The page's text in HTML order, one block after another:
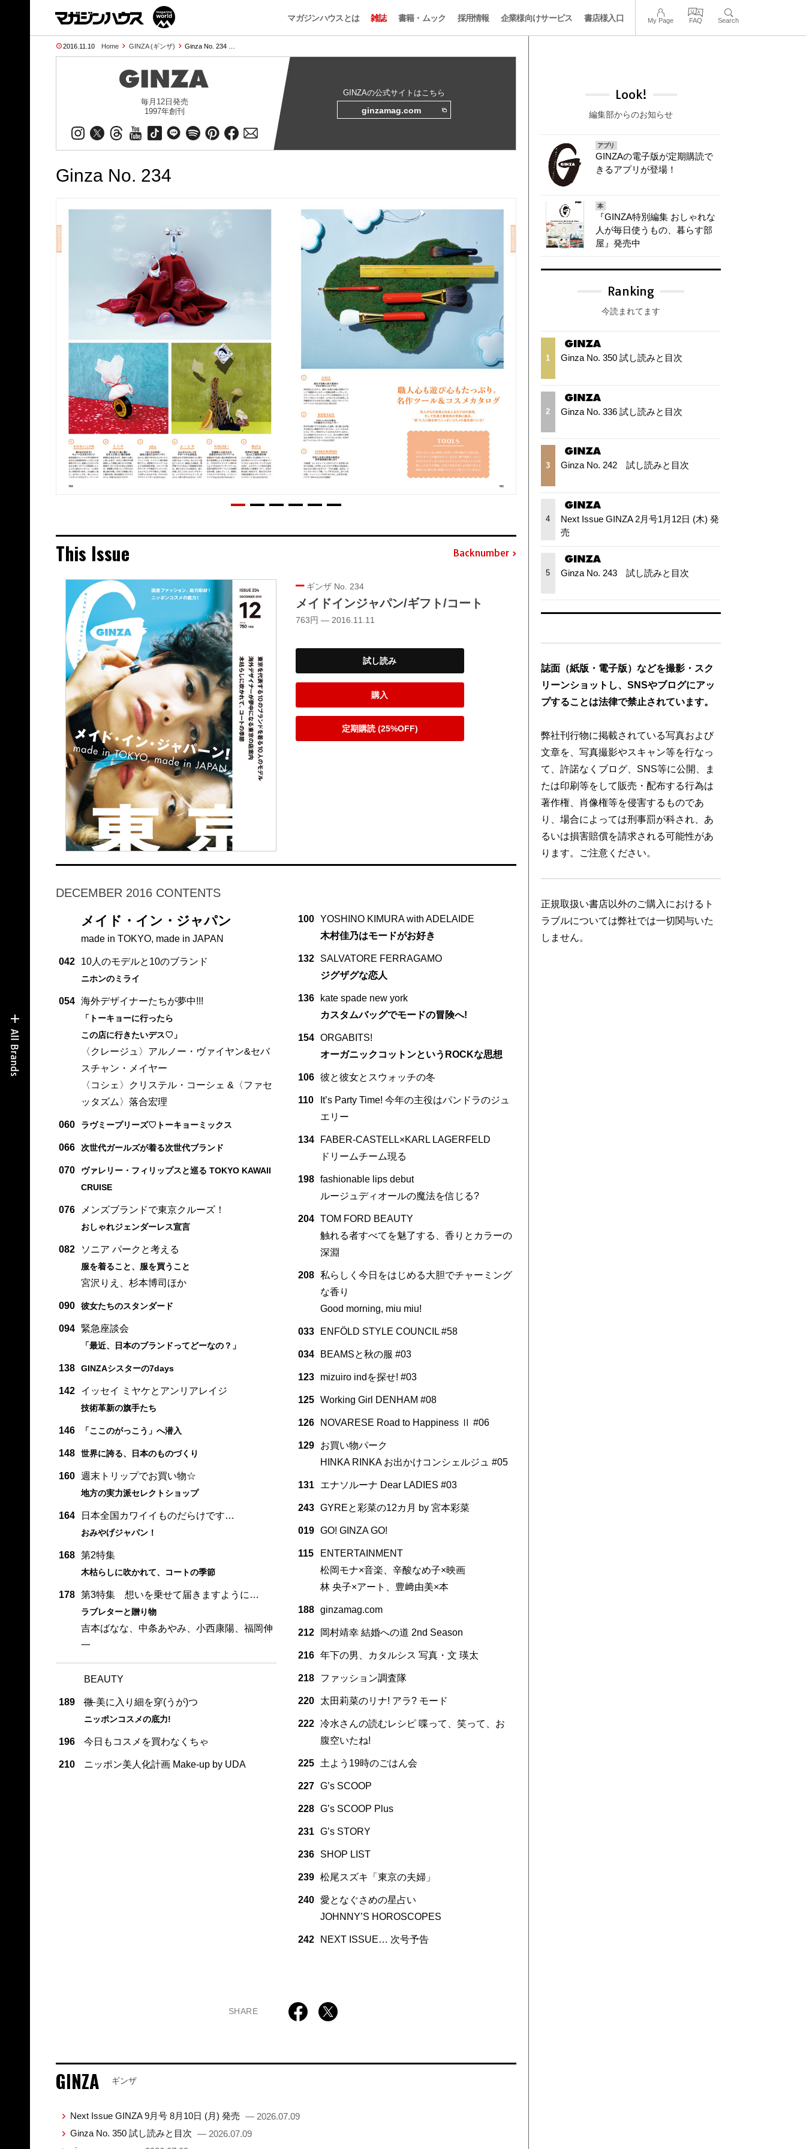
マガジンハウスとは 雑誌 書籍・ムック 採用情報 企業様向けサービス 書店様入口 My Page FAQ Search
2016.11.10 Home GINZA (ギンザ) Ginza No. 234 …
毎月12日発売
1997年創刊
GINZAの公式サイトはこちら
ginzamag.com
Ginza No. 234
This Issue Backnumber
ギンザ No. 234
メイドインジャパン/ギフト/コート
763円 — 2016.11.11
試し読み
購入
定期購読 (25%OFF)
DECEMBER 2016 CONTENTS
メイド・イン・ジャパン
made in TOKYO, made in JAPAN
042 10人のモデルと10のブランド
ニホンのミライ
054 海外デザイナーたちが夢中!!!
「トーキョーに行ったら
この店に行きたいデス♡」
〈クレージュ〉アルノー・ヴァイヤン&セバ
スチャン・メイヤー
〈コシェ〉クリステル・コーシェ &〈ファセ
ッタズム〉落合宏理
060 ラヴミープリーズ♡トーキョーミックス
066 次世代ガールズが着る次世代ブランド
070
ヴァレリー・フィリップスと巡る TOKYO KAWAII
CRUISE
076 メンズブランドで東京クルーズ！
おしゃれジェンダーレス宣言
082 ソニア パークと考える
服を着ること、服を買うこと
宮沢りえ、杉本博司ほか
090 彼女たちのスタンダード
094 緊急座談会
「最近、日本のブランドってどーなの？」
138 GINZAシスターの7days
142 イッセイ ミヤケとアンリアレイジ
技術革新の旗手たち
146 「ここのがっこう」へ潜入
148 世界に誇る、日本のものづくり
160 週末トリップでお買い物☆
地方の実力派セレクトショップ
164 日本全国カワイイものだらけです…
おみやげジャパン！
168 第2特集
木枯らしに吹かれて、コートの季節
178 第3特集 想いを乗せて届きますように…
ラブレターと贈り物
吉本ばなな、中条あやみ、小西康陽、福岡伸
一
BEAUTY
189 微美に入り細を穿(うが)つ
ニッポンコスメの底力!
196 今日もコスメを買わなくちゃ
210 ニッポン美人化計画 Make-up by UDA
100 YOSHINO KIMURA with ADELAIDE
木村佳乃はモードがお好き
132
SALVATORE FERRAGAMO
ジグザグな恋人
136
kate spade new york
カスタムバッグでモードの冒険へ!
154 ORGABITS!
オーガニックコットンというROCKな思想
106 彼と彼女とスウォッチの冬
110
It’s Party Time! 今年の主役はパンドラのジュ
エリー
134
FABER-CASTELL×KARL LAGERFELD
ドリームチーム現る
198 fashionable lips debut
ルージュディオールの魔法を信じる?
204 TOM FORD BEAUTY
触れる者すべてを魅了する、香りとカラーの
深淵
208 私らしく今日をはじめる大胆でチャーミング
な香り
Good morning, miu miu!
033 ENFÖLD STYLE COUNCIL #58
034 BEAMSと秋の服 #03
123 mizuiro indを探せ! #03
125 Working Girl DENHAM #08
126 NOVARESE Road to Happiness Ⅱ #06
129
お買い物パーク
HINKA RINKA お出かけコンシェルジュ #05
131 エナソルーナ Dear LADIES #03
243 GYREと彩菜の12カ月 by 宮本彩菜
019 GO! GINZA GO!
115
ENTERTAINMENT
松岡モナ×音楽、辛酸なめ子×映画
林 央子×アート、豊﨑由美×本
188 ginzamag.com
212 岡村靖幸 結婚への道 2nd Season
216 年下の男、カタルシス 写真・文 瑛太
218 ファッション調査隊
220 太田莉菜のリナ! アラ? モード
222 冷水さんの読むレシピ 喋って、笑って、お
腹空いたね!
225 土よう19時のごはん会
227 G’s SCOOP
228 G’s SCOOP Plus
231 G’s STORY
236 SHOP LIST
239 松尾スズキ「東京の夫婦」
240 愛となぐさめの星占い
JOHNNY’S HOROSCOPES
242 NEXT ISSUE… 次号予告
SHARE
GINZA ギンザ
Next Issue GINZA 9月号 8月10日 (月) 発売 — 2026.07.09
Ginza No. 350 試し読みと目次 — 2026.07.09
Look!
編集部からのお知らせ
アプリ
GINZAの電子版が定期購読で
きるアプリが登場！
本
『GINZA特別編集 おしゃれな
人が毎日使うもの、暮らす部
屋』発売中
Ranking
今読まれてます
1 Ginza No. 350 試し読みと目次
2 Ginza No. 336 試し読みと目次
3 Ginza No. 242 試し読みと目次
4
Next Issue GINZA 2月号1月12日 (木) 発
売
5 Ginza No. 243 試し読みと目次
誌面（紙版・電子版）などを撮影・スク
リーンショットし、SNSやブログにアッ
プすることは法律で禁止されています。
弊社刊行物に掲載されている写真および
文章を、写真撮影やスキャン等を行なっ
て、許諾なくブログ、SNS等に公開、ま
たは印刷等をして販売・配布する行為は
著作権、肖像権等を侵害するものであ
り、場合によっては刑事罰が科され、あ
るいは損害賠償を請求される可能性があ
ります。ご注意ください。
正規取扱い書店以外のご購入におけるト
ラブルについては弊社では一切関与いた
しません。